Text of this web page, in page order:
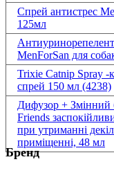
Спрей антистрес
125мл
MenForSan для
Trixie Catnip Spray -
спрей 150 мл (4238)
Дифузор + Змінний
Friends
при утриманні
приміщенні, 48 мл
Бренд